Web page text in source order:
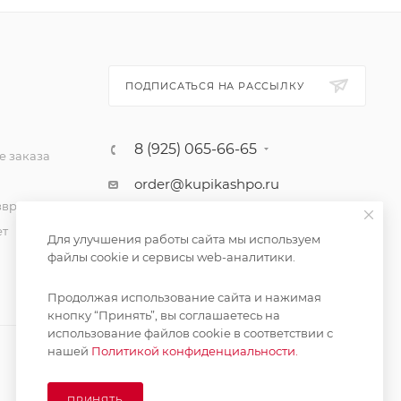
заказа
ПОДПИСАТЬСЯ НА РАССЫЛКУ
8 (925) 065-66-65
order@kupikashpo.ru
Для улучшения работы сайта мы используем
файлы cookie и сервисы web-аналитики.
Продолжая использование сайта и нажимая
кнопку “Принять”, вы соглашаетесь на
использование файлов cookie в соответствии с
нашей Политикой конфиденциальности.